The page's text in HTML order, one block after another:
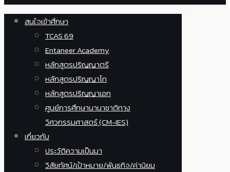
สนใจเข้าศึกษา
TCAS 69
Entaneer Academy
หลักสูตรปริญญาตรี
หลักสูตรปริญญาโท
หลักสูตรปริญญาเอก
ศูนย์การศึกษานานาชาติทาง
วิศวกรรมศาสตร์ (CM-IES)
เกี่ยวกับ
ประวัติความเป็นมา
วิสัยทัศน์/เป้าหมาย/พันธกิจ/ค่านิยม